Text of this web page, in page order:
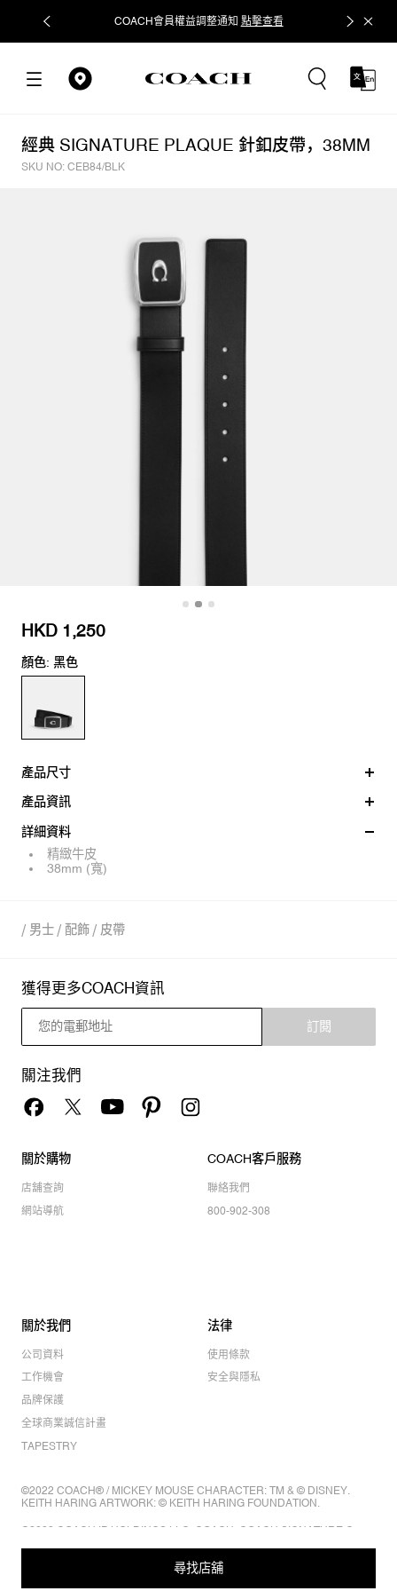
COACH會員權益調整通知 點擊查看 立即追蹤
經典 SIGNATURE PLAQUE 針釦皮帶，38MM
SKU NO: CEB84/BLK
HKD 1,250
顏色: 黑色
產品尺寸
產品資訊
詳細資料
精緻牛皮
38mm (寬)
尋找店舖
/ 男士 / 配飾 / 皮帶
獲得更多COACH資訊
訂閱
關注我們
關於購物
店舖查詢
網站導航
COACH客戶服務
聯絡我們
800-902-308
關於我們
公司資料
工作機會
品牌保護
全球商業誠信計畫
TAPESTRY
法律
使用條款
安全與隱私
©2022 COACH® / MICKEY MOUSE CHARACTER: TM & © DISNEY.
KEITH HARING ARTWORK: © KEITH HARING FOUNDATION.
©2022 COACH IP HOLDINGS LLC. COACH, COACH SIGNATURE C